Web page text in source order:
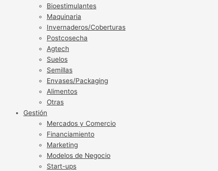
Bioestimulantes
Maquinaria
Invernaderos/Coberturas
Postcosecha
Agtech
Suelos
Semillas
Envases/Packaging
Alimentos
Otras
Gestión
Mercados y Comercio
Financiamiento
Marketing
Modelos de Negocio
Start-ups